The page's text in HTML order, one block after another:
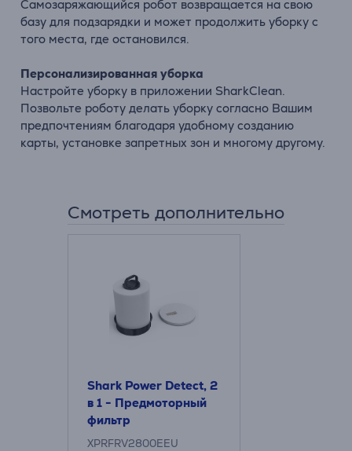
Самозаряжающийся робот возвращается на свою
базу для подзарядки и может продолжить уборку с
того места, где остановился.
Персонализированная уборка
Настройте уборку в приложении SharkClean.
Позвольте роботу делать уборку согласно Вашим
предпочтениям благодаря удобному созданию
карты, установке запретных зон и многому другому.
Смотреть дополнительно
Shark Power Detect, 2
в 1 - Предмоторный
фильтр
XPRFRV2800EEU